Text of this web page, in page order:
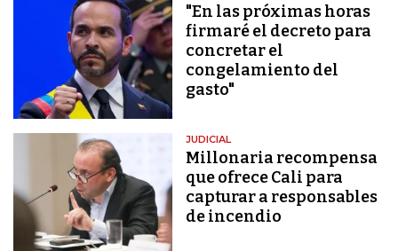
"En las próximas horas
firmaré el decreto para
concretar el
congelamiento del
gasto"
JUDICIAL
Millonaria recompensa
que ofrece Cali para
capturar a responsables
de incendio